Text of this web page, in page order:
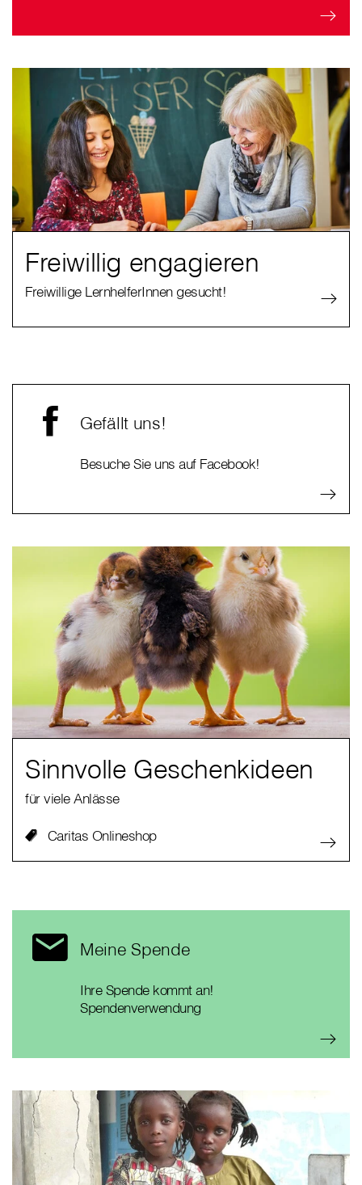
Freiwillig engagieren
Freiwillige LernhelferInnen gesucht!
Gefällt uns!
Besuche Sie uns auf Facebook!
Sinnvolle Geschenkideen
für viele Anlässe
Caritas Onlineshop
Meine Spende
Ihre Spende kommt an!
Spendenverwendung